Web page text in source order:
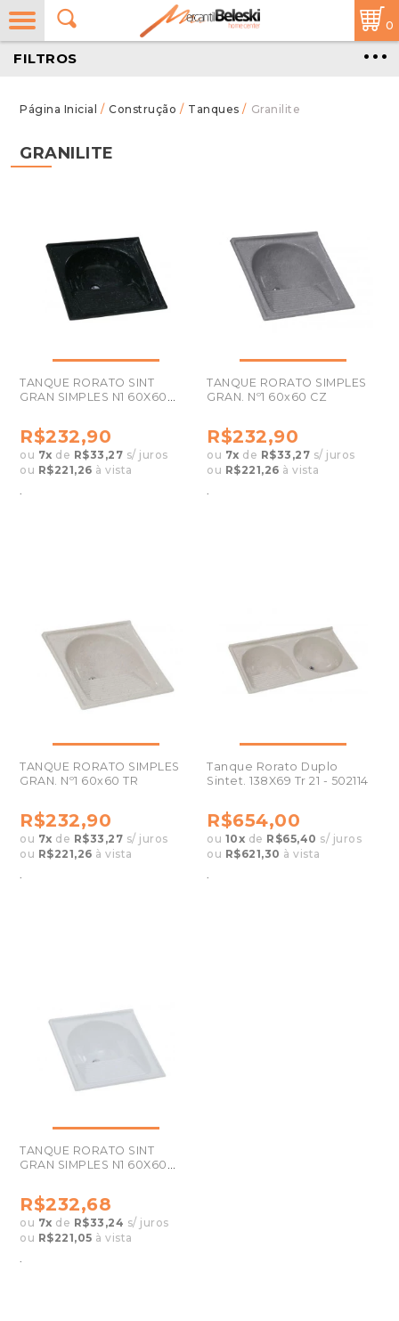
0
/ Construção / Tanques / Granilite
FILTROS
GRANILITE
TANQUE RORATO SINT
GRAN SIMPLES N1 60X60
R$232,90
ou 7x de R$33,27 s/ juros
ou R$221,26 à vista
TANQUE RORATO SIMPLES
GRAN. Nº1 60x60 CZ
R$232,90
ou 7x de R$33,27 s/ juros
ou R$221,26 à vista
TANQUE RORATO SIMPLES
GRAN. Nº1 60x60 TR
R$232,90
ou 7x de R$33,27 s/ juros
ou R$221,26 à vista
Tanque Rorato Duplo
Sintet. 138X69 Tr 21 - 502114
R$654,00
ou 10x de R$65,40 s/ juros
ou R$621,30 à vista
TANQUE RORATO SINT
GRAN SIMPLES N1 60X60
R$232,68
ou 7x de R$33,24 s/ juros
ou R$221,05 à vista
.